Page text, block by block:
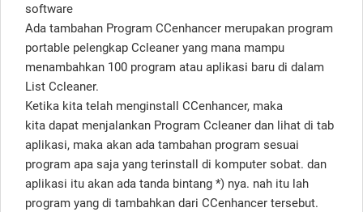
software
Ada tambahan Program CCenhancer merupakan program
portable pelengkap Ccleaner yang mana mampu
menambahkan 100 program atau aplikasi baru di dalam
List Ccleaner.
Ketika kita telah menginstall CCenhancer, maka
kita dapat menjalankan Program Ccleaner dan lihat di tab
aplikasi, maka akan ada tambahan program sesuai
program apa saja yang terinstall di komputer sobat. dan
aplikasi itu akan ada tanda bintang *) nya. nah itu lah
program yang di tambahkan dari CCenhancer tersebut.